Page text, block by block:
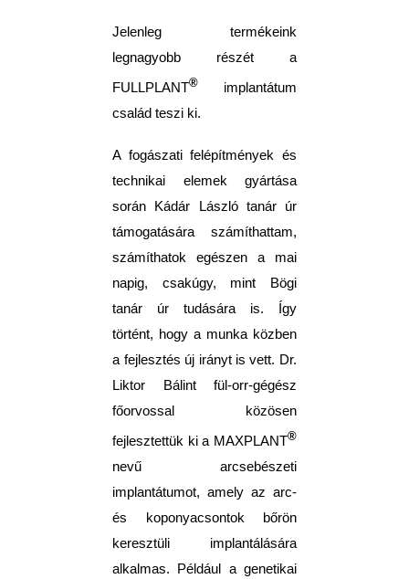
Jelenleg termékeink
legnagyobb részét a
FULLPLANT®
implantátum
család teszi ki.
A fogászati felépítmények és
technikai elemek gyártása
során Kádár László tanár úr
támogatására számíthattam,
számíthatok egészen a mai
napig, csakúgy, mint Bögi
tanár úr tudására is. Így
történt, hogy a munka közben
a fejlesztés új irányt is vett. Dr.
Liktor Bálint fül-orr-gégész
főorvossal közösen
fejlesztettük ki a MAXPLANT®
nevű arcsebészeti
implantátumot, amely az arc-
és koponyacsontok bőrön
keresztüli implantálására
alkalmas. Például a genetikai